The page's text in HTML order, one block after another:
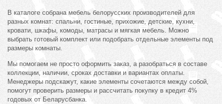
В каталоге собрана мебель белорусских производителей для
разных комнат: спальни, гостиные, прихожие, детские, кухни,
кровати, шкафы, комоды, матрасы и мягкая мебель. Можно
выбрать готовый комплект или подобрать отдельные элементы под
размеры комнаты.
Мы помогаем не просто оформить заказ, а разобраться в составе
коллекции, наличии, сроках доставки и вариантах оплаты.
Менеджеры подскажут, какие элементы сочетаются между собой,
помогут проверить размеры и рассчитать покупку в кредит 4%
годовых от Беларусбанка.